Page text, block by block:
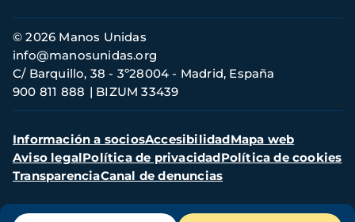
Información
de
contacto
© 2026 Manos Unidas
C/ Barquillo, 38 - 3º28004 - Madrid, España
900 811 888
BIZUM 33439
info@manosunidas.org
Menú
secundario
Información a sociosAccesibilidadMapa web
Aviso legalPolítica de privacidadPolítica de cookies
TransparenciaCanal de denuncias